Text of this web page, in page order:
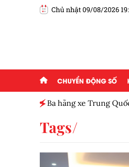
Chủ nhật 09/08/2026
CHUYỂN ĐỘNG SỐ
Ba hãng xe Trung
Tags